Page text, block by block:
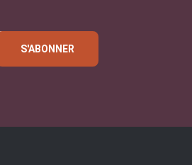
S'ABONNER